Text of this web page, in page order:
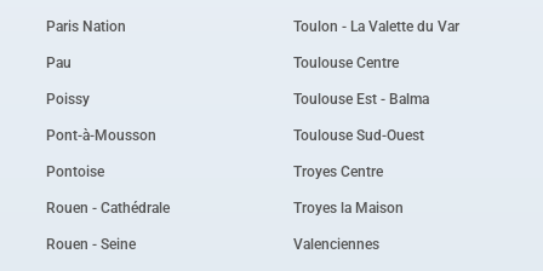
Paris Nation
Pau
Poissy
Pont-à-Mousson
Pontoise
Rouen - Cathédrale
Rouen - Seine
Toulon - La Valette du Var
Toulouse Centre
Toulouse Est - Balma
Toulouse Sud-Ouest
Troyes Centre
Troyes la Maison
Valenciennes